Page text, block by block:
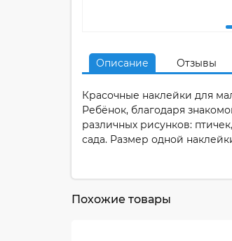
Описание Отзывы
Красочные наклейки для
Ребёнок, благодаря
различных рисунков:
сада. Размер одной
Похожие товары